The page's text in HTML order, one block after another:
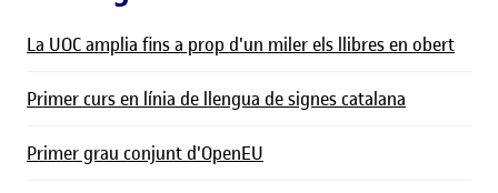
La UOC amplia fins a prop d'un miler els llibres en obert
Primer curs en línia de llengua de signes catalana
Primer grau conjunt d'OpenEU